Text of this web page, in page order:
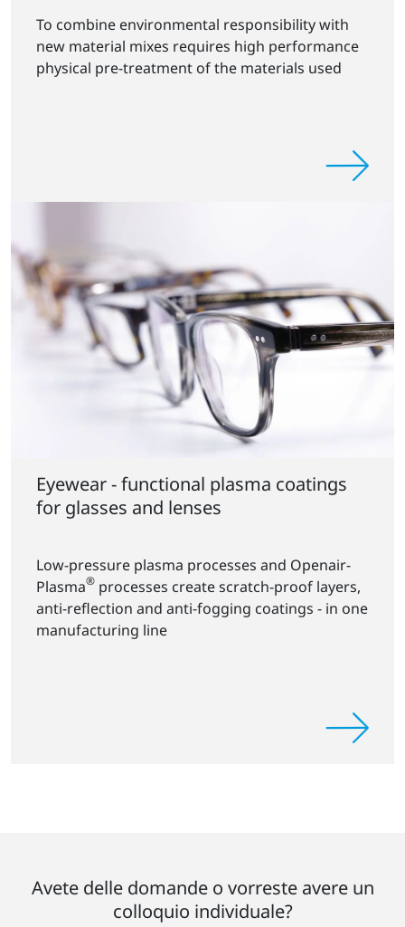
To combine environmental responsibility with
new material mixes requires high performance
physical pre-treatment of the materials used
Eyewear - functional plasma coatings
for glasses and lenses
Low-pressure plasma processes and Openair-
Plasma® processes create scratch-proof layers,
anti-reflection and anti-fogging coatings - in one
manufacturing line
Avete delle domande o vorreste avere un
colloquio individuale?